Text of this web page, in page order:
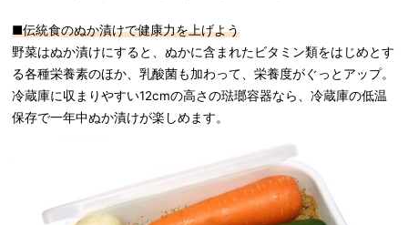
■伝統食のぬか漬けで健康力を上げよう
野菜はぬか漬けにすると、ぬかに含まれたビタミン類をはじめとす
る各種栄養素のほか、乳酸菌も加わって、栄養度がぐっとアップ。
冷蔵庫に収まりやすい12cmの高さの琺瑯容器なら、冷蔵庫の低温
保存で一年中ぬか漬けが楽しめます。